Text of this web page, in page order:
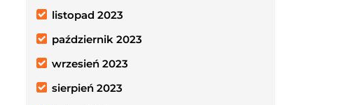
listopad 2023
październik 2023
wrzesień 2023
sierpień 2023